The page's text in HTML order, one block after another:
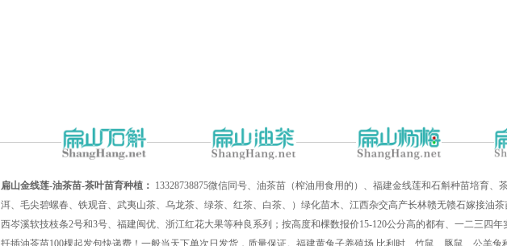
扁山金线莲-油茶苗-茶叶苗育种植： 13328738875微信同号、油茶苗（榨油用食用的）、福建金线莲和石斛种苗培育
洱、毛尖碧螺春、铁观音、武夷山茶、乌龙茶、绿茶、红茶、白茶、）绿化苗木、江西杂交高产长林赣无赣石嫁接油
西岑溪软技枝条2号和3号、福建闽优、浙江红花大果等种良系列；按高度和棵数报价15-120公分高的都有、一二三四年
扦插油茶苗100棵起发包快递费！一般当天下单次日发货，质量保证。福建黄兔子养殖场,比利时、竹鼠、豚鼠、公羊兔